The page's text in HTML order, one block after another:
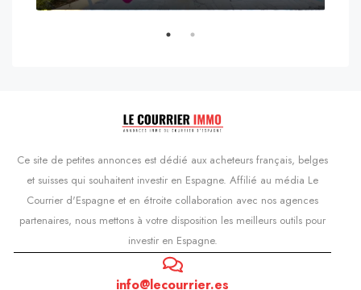
Ce site de petites annonces est dédié aux acheteurs français, belges
et suisses qui souhaitent investir en Espagne. Affilié au média Le
Courrier d'Espagne et en étroite collaboration avec nos agences
partenaires, nous mettons à votre disposition les meilleurs outils pour
investir en Espagne.
info@lecourrier.es